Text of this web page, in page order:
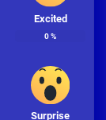
Excited
0%
Surprise